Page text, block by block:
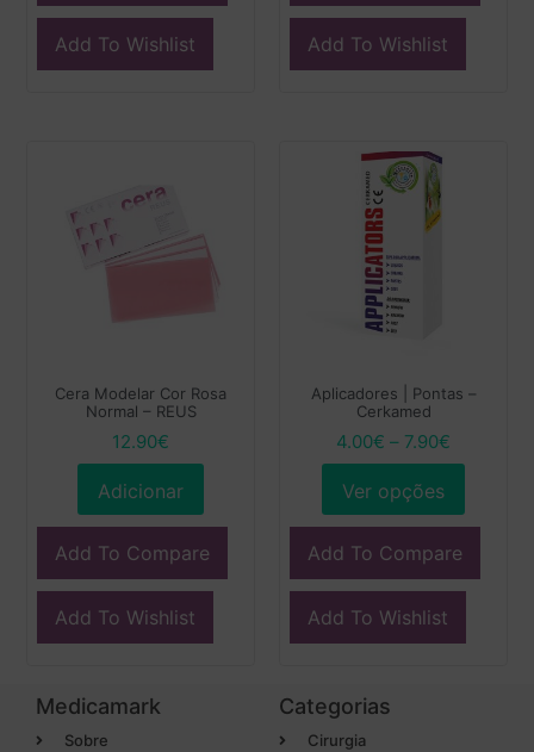
Add To Wishlist Add To Wishlist
Cera Modelar Cor Rosa
Normal – REUS
12.90€
Adicionar
Add To Compare
Add To Wishlist
Aplicadores | Pontas –
Cerkamed
4.00€ – 7.90€
Ver opções
Add To Compare
Add To Wishlist
Medicamark
Sobre
Categorias
Cirurgia